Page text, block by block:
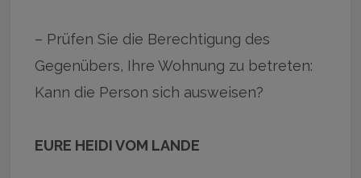
– Prüfen Sie die Berechtigung des
Gegenübers, Ihre Wohnung zu betreten:
Kann die Person sich ausweisen?
EURE HEIDI VOM LANDE